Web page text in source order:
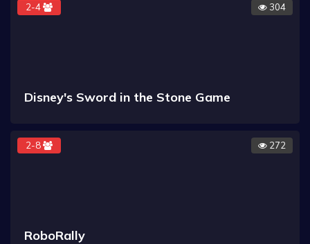
2-4 304
Disney's Sword in the Stone Game
2-8 272
RoboRally